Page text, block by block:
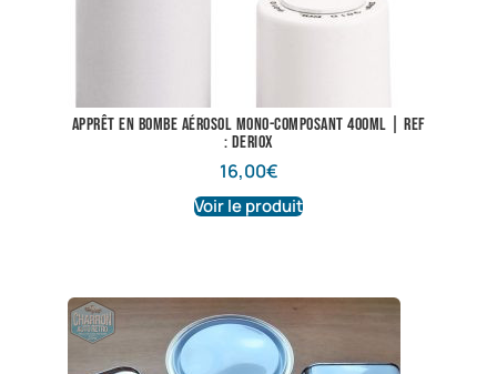
Apprêt en bombe aérosol mono-composant 400ML | Ref
: Deriox
16,00€
Voir le produit